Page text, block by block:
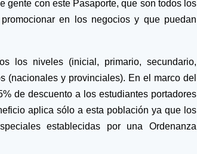
gente con este Pasaporte, que son todos los
en los negocios y que puedan
los niveles (inicial, primario, secundario,
(nacionales y provinciales). En el marco del
de descuento a los estudiantes portadores
aplica sólo a esta población ya que los
establecidas por una Ordenanza